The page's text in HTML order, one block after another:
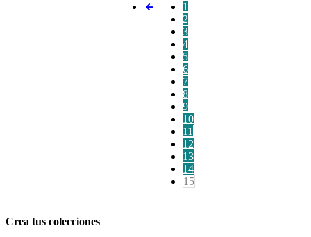
1
2
3
4
5
6
7
8
9
10
11
12
13
14
15
Crea tus colecciones